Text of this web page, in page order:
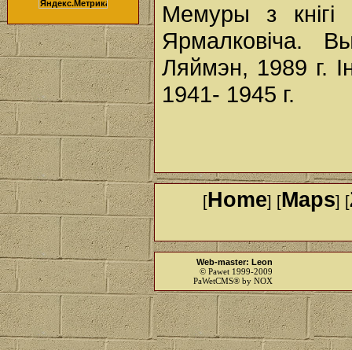
Мемуры з кнігі
Ярмалковіча.
Ляймэн, 1989 г.
1941- 1945 г.
[Home] [Maps] [
Web-master: Leon
© Pawet 1999-2009
PaWetCMS® by NOX